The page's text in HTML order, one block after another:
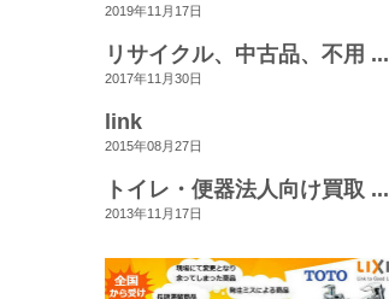
2019年11月17日
リサイクル、中古品、不用 ...
2017年11月30日
link
2015年08月27日
トイレ・便器法人向け買取 ...
2013年11月17日